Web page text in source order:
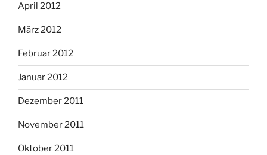
April 2012
März 2012
Februar 2012
Januar 2012
Dezember 2011
November 2011
Oktober 2011